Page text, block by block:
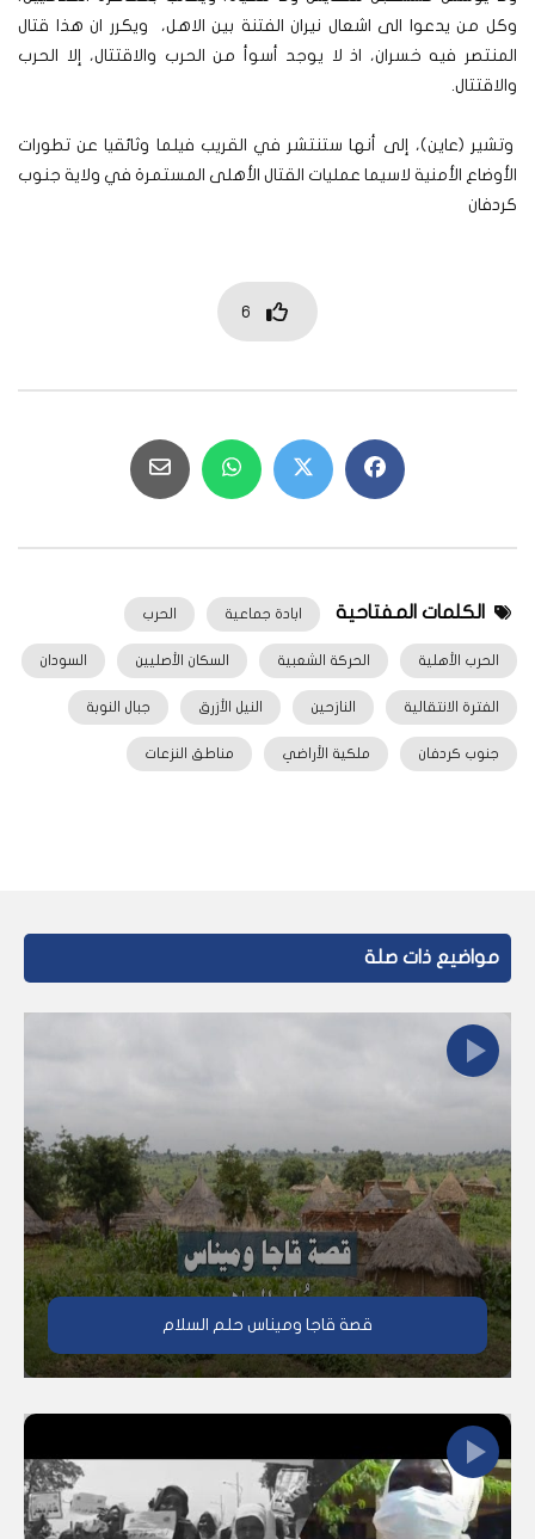
وكل من يدعوا الى اشعال نيران الفتنة بين الاهل، ويكرر ان هذا قتال
المنتصر فيه خسران، اذ لا يوجد أسوأ من الحرب والاقتتال، إلا الحرب
والاقتتال.
وتشير (عاين)، إلى أنها ستنتشر في القريب فيلما وثائقيا عن تطورات
الأوضاع الأمنية لاسيما عمليات القتال الأهلى المستمرة في ولاية جنوب
كردفان
6
الكلمات المفتاحية ابادة جماعية الحرب
الحرب الأهلية الحركة الشعبية السكان الأصليين السودان
الفترة الانتقالية النازحين النيل الأزرق جبال النوبة
جنوب كردفان ملكية الأراضي مناطق النزعات
مواضيع ذات صلة
قصة قاجا وميناس حلم السلام